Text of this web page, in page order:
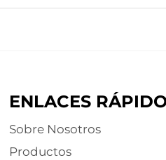
ENLACES
Sobre Nosotros
Productos